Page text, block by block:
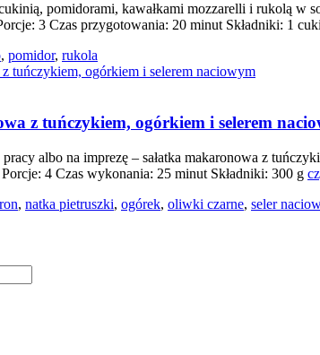
pomidorami, kawałkami mozzarelli i rukolą w
3 Czas przygotowania: 20 minut Składniki: 1
, pomidor, rukola
z tuńczykiem, ogórkiem i selerem
albo na imprezę – sałatka makaronowa z
4 Czas wykonania: 25 minut Składniki: 300 g
, natka pietruszki, ogórek, oliwki czarne, seler